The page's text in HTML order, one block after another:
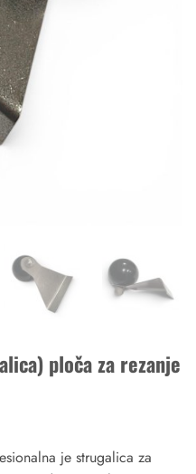
ploča za rezanje
je strugalica za